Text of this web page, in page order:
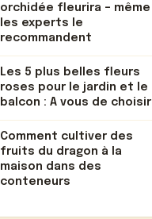
orchidée fleurira – même
les experts le
recommandent
Les 5 plus belles fleurs
roses pour le jardin et le
balcon : A vous de choisir
Comment cultiver des
fruits du dragon à la
maison dans des
conteneurs